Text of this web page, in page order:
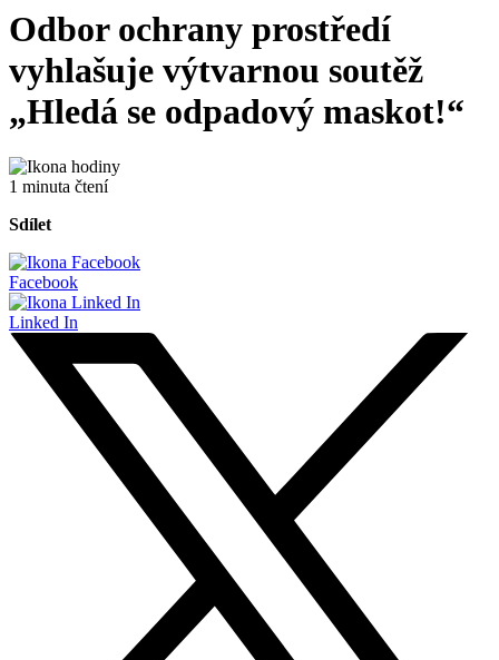
Odbor ochrany prostředí
vyhlašuje výtvarnou soutěž
„Hledá se odpadový maskot!“
1 minuta čtení
Sdílet
Facebook
Linked In